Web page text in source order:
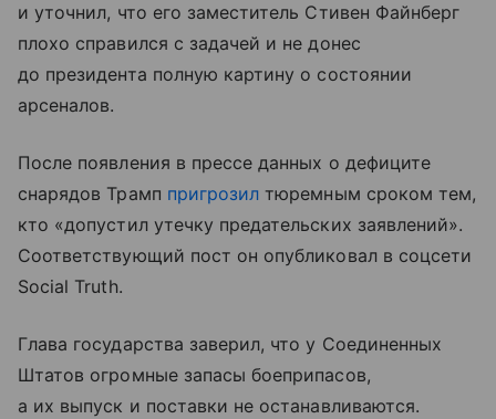
и уточнил, что его заместитель Стивен Файнберг
плохо справился с задачей и не донес
до президента полную картину о состоянии
арсеналов.
После появления в прессе данных о дефиците
снарядов Трамп пригрозил тюремным сроком тем,
кто «допустил утечку предательских заявлений».
Соответствующий пост он опубликовал в соцсети
Social Truth.
Глава государства заверил, что у Соединенных
Штатов огромные запасы боеприпасов,
а их выпуск и поставки не останавливаются.